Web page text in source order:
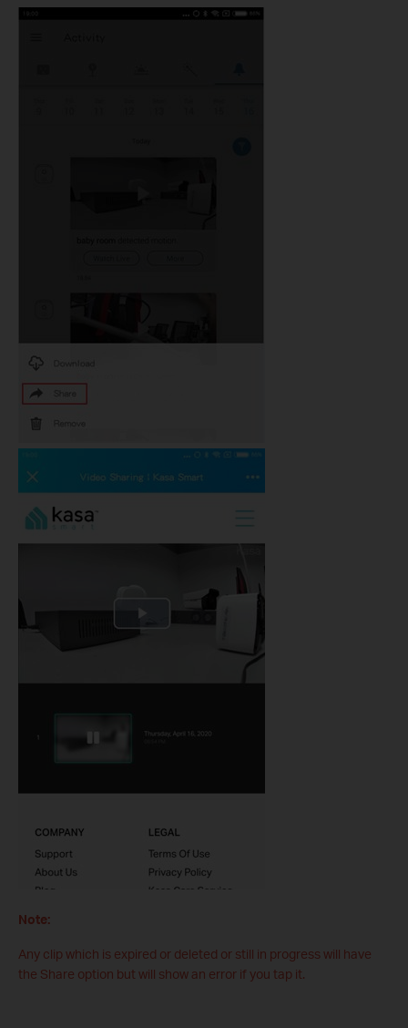
Note:
Any clip which is expired or deleted or still in progress will have
the Share option but will show an error if you tap it.